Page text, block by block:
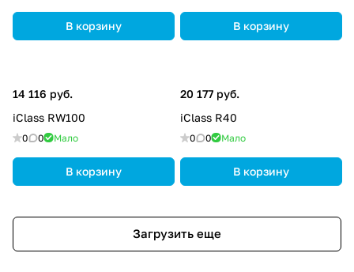
В корзину В корзину
14 116 руб.
iClass RW100
0 0 Мало
В корзину
20 177 руб.
iClass R40
0 0 Мало
В корзину
Загрузить еще